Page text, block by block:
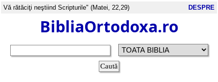
Vă rătăciţi neştiind Scripturile" (Matei, 22,29) DESPRE
BibliaOrtodoxa.ro